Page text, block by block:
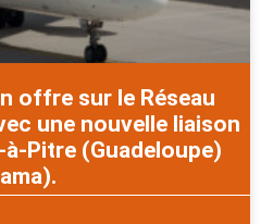
offre sur le Réseau
une nouvelle liaison
Pitre (Guadeloupe)